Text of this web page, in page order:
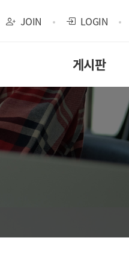
JOIN LOGIN
게시판